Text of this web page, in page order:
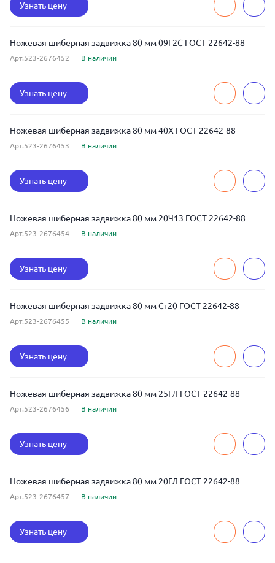
Узнать цену
Ножевая шиберная задвижка 80 мм 09Г2С ГОСТ 22642-88
Арт.523-2676452 В наличии
Узнать цену
Ножевая шиберная задвижка 80 мм 40Х ГОСТ 22642-88
Арт.523-2676453 В наличии
Узнать цену
Ножевая шиберная задвижка 80 мм 20Ч13 ГОСТ 22642-88
Арт.523-2676454 В наличии
Узнать цену
Ножевая шиберная задвижка 80 мм Ст20 ГОСТ 22642-88
Арт.523-2676455 В наличии
Узнать цену
Ножевая шиберная задвижка 80 мм 25ГЛ ГОСТ 22642-88
Арт.523-2676456 В наличии
Узнать цену
Ножевая шиберная задвижка 80 мм 20ГЛ ГОСТ 22642-88
Арт.523-2676457 В наличии
Узнать цену